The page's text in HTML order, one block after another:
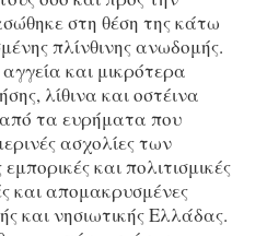
στη θέση της κάτω
πλίνθινης ανωδομής.
και μικρότερα
λίθινα και οστέινα
από τα ευρήματα που
ασχολίες των
και πολιτισμικές
και απομακρυσμένες
και νησιωτικής Ελλάδας.